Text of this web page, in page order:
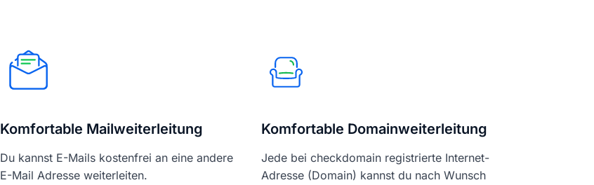
Komfortable Mailweiterleitung
Du kannst E-Mails kostenfrei an eine andere
E-Mail Adresse weiterleiten.
Komfortable Domainweiterleitung
Jede bei checkdomain registrierte Internet-
Adresse (Domain) kannst du nach Wunsch